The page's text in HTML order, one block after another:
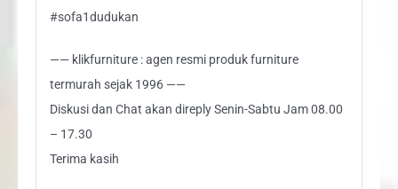
#sofa1dudukan
—— klikfurniture : agen resmi produk furniture
termurah sejak 1996 ——
Diskusi dan Chat akan direply Senin-Sabtu Jam 08.00
– 17.30
Terima kasih